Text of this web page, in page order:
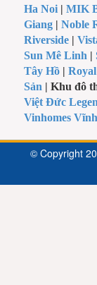
Ha Noi | MIK
Giang |Noble
Riverside |
Sun Mê Linh |
Tây Hồ |
Sản | Khu đô
Việt Đức
Vinhomes
© Copyright